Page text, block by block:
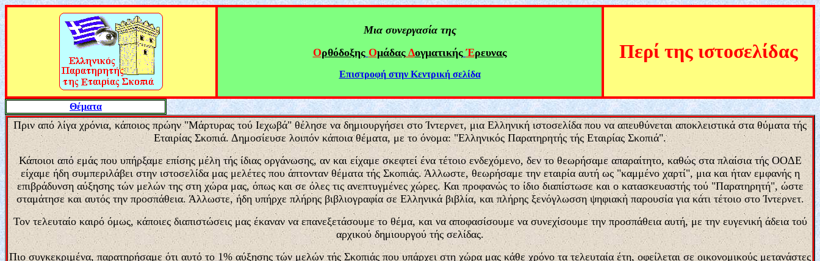
Μια συνεργασία της
Ορθόδοξης ΟμάδαςΔογματικής Έρευνας
Επιστροφή στην Κεντρική σελίδα
Περί της ιστοσελίδας
Θέματα
Πριν από λίγα χρόνια, κάποιος πρώην "Μάρτυρας τού Ιεχωβά" θέλησε να δημιουργήσει στο Ίντερνετ, μια Ελληνική ιστοσελίδα που να απευθύνεται αποκλειστικά στα θύματα τής
Εταιρίας Σκοπιά. Δημοσίευσε λοιπόν κάποια θέματα, με το όνομα: "Ελληνικός Παρατηρητής τής Εταιρίας Σκοπιά".
Κάποιοι από εμάς που υπήρξαμε επίσης μέλη τής ίδιας οργάνωσης, αν και είχαμε σκεφτεί ένα τέτοιο ενδεχόμενο, δεν το θεωρήσαμε απαραίτητο, καθώς στα πλαίσια τής ΟΟΔΕ
είχαμε ήδη συμπεριλάβει στην ιστοσελίδα μας μελέτες που άπτονταν θέματα τής Σκοπιάς. Άλλωστε, θεωρήσαμε την εταιρία αυτή ως "καμμένο χαρτί", μια και ήταν εμφανής η
επιβράδυνση αύξησης τών μελών της στη χώρα μας, όπως και σε όλες τις ανεπτυγμένες χώρες. Και προφανώς το ίδιο διαπίστωσε και ο κατασκευαστής τού "Παρατηρητή", ώστε
σταμάτησε και αυτός την προσπάθεια. Άλλωστε, ήδη υπήρχε πλήρης βιβλιογραφία σε Ελληνικά βιβλία, και πλήρης ξενόγλωσση ψηφιακή παρουσία για κάτι τέτοιο στο Ίντερνετ.
Τον τελευταίο καιρό όμως, κάποιες διαπιστώσεις μας έκαναν να επανεξετάσουμε το θέμα, και να αποφασίσουμε να συνεχίσουμε την προσπάθεια αυτή, με την ευγενική άδεια τού
αρχικού δημιουργού τής σελίδας.
Πιο συγκεκριμένα, παρατηρήσαμε ότι αυτό το 1% αύξησης τών μελών τής Σκοπιάς που υπάρχει στη χώρα μας κάθε χρόνο τα τελευταία έτη, οφείλεται σε οικονομικούς μετανάστες